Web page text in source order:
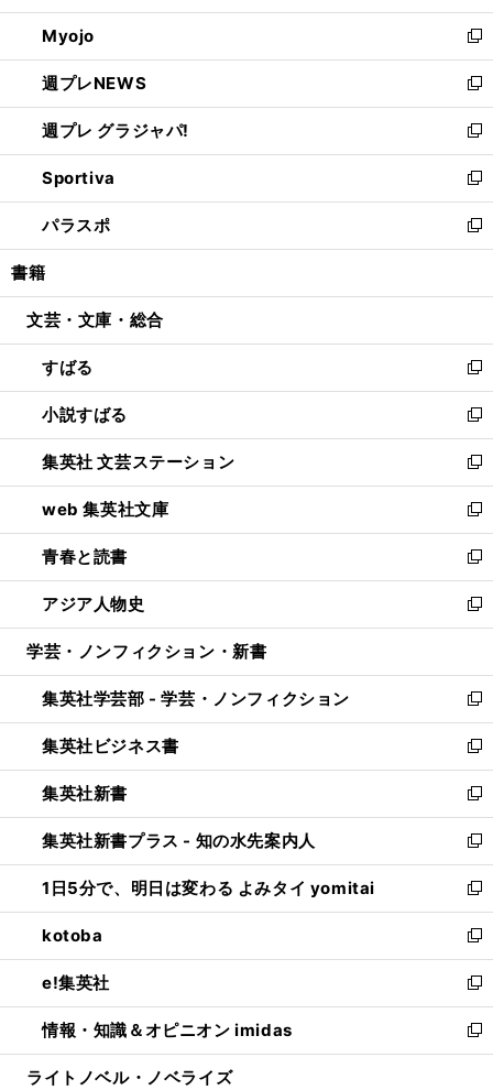
開
く
ウ
で
開
く
ン
ド
ウ
で
開
く
ウ
ィ
ン
ド
ウ
で
開
く
Myojo
新
し
い
ウ
ィ
ン
ド
ウ
で
開
週プレNEWS
新
し
い
ウ
ィ
ン
ド
ウ
開
週プレ グラジャパ!
新
し
い
ウ
ィ
ン
ウ
開
く
Sportiva
新
し
い
ウ
ン
ウ
で
開
く
パラスポ
新
し
ウ
ン
ド
ウ
で
開
く
書籍
文芸・文庫・総合
すばる
新
し
い
ウ
ィ
ン
ド
ウ
で
開
く
小説すばる
新
し
い
ウ
ィ
ン
ド
ウ
で
開
集英社 文芸ステーション
新
し
い
ウ
ィ
ン
ド
ウ
開
く
web 集英社文庫
新
し
い
ウ
ィ
ン
ウ
で
開
く
青春と読書
新
し
い
ウ
ン
ド
ウ
で
開
く
アジア人物史
新
し
ウ
ィ
ン
ド
ウ
で
開
く
学芸・ノンフィクション・新書
集英社学芸部 - 学芸・ノンフィクション
新
し
い
ウ
ィ
ン
ド
ウ
で
開
く
集英社ビジネス書
新
し
い
ウ
ィ
ン
ド
ウ
で
開
く
集英社新書
新
し
い
ウ
ィ
ン
ド
ウ
で
開
く
集英社新書プラス - 知の水先案内人
新
し
い
ウ
ィ
ン
ド
ウ
で
開
1日5分で、明日は変わる よみタイ yomitai
新
し
い
ウ
ィ
ン
ド
ウ
kotoba
新
し
い
ウ
ィ
ン
e!集英社
新
し
い
ウ
情報・知識＆オピニオン imidas
新
し
ライトノベル・ノベライズ